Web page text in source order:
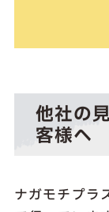
他社の
客様へ
ナガモチプラ